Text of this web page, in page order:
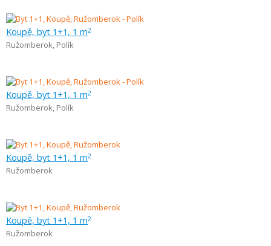
Koupě, byt 1+1, 1 m2
Ružomberok, Polík
Koupě, byt 1+1, 1 m2
Ružomberok, Polík
Koupě, byt 1+1, 1 m2
Ružomberok
Koupě, byt 1+1, 1 m2
Ružomberok